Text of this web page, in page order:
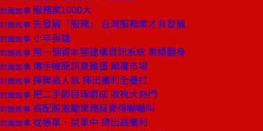
封面故事 服務業1000大
封面故事 先發展「服務」 台灣服務業才有發展
封面故事 小卒英雄
封面故事 用一個資本額建構資訊系統 業績翻身
封面故事 傳手機簡訊賣雞蛋 顛覆市場
封面故事 揮舞高人氣 揮出獲利全壘打
封面故事 把二手節目琢磨成 收視大熱門
封面故事 高配股激勵業務員賣得嚇嚇叫
封面故事 從帳單、菜單中 擠出高獲利